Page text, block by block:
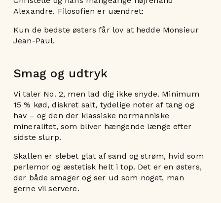
Alexandre. Filosofien er uændret:
Kun de bedste østers får lov at hedde Monsieur
Jean-Paul.
Smag og udtryk
Vi taler No. 2, men lad dig ikke snyde. Minimum
15 % kød, diskret salt, tydelige noter af tang og
hav – og den der klassiske normanniske
mineralitet, som bliver hængende længe efter
sidste slurp.
Skallen er slebet glat af sand og strøm, hvid som
perlemor og æstetisk helt i top. Det er en østers,
der både smager og ser ud som noget, man
gerne vil servere.